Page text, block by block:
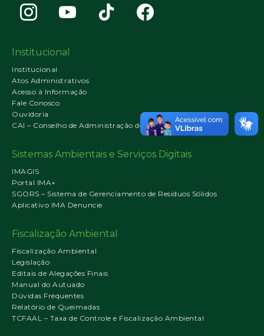
Institucional
Institucional
Atos Administrativos
Acesso à Informação
Fale Conosco
Ouvidoria
CAI – Conselho de Administração do IMA
Sistemas Ambientais e Serviços Digitais
IMAGIS
Portal IMA+
SGORS – Sistema de Gerenciamento de Resíduos Sólidos
Aplicativo IMA Denuncie
Fiscalização Ambiental
Fiscalização Ambiental
Legislação
Editais de Alegações Finais
Manual do Autuado
Dúvidas Frequentes
Relatório de Queimadas
TCFAAL – Taxa de Controle e Fiscalização Ambiental